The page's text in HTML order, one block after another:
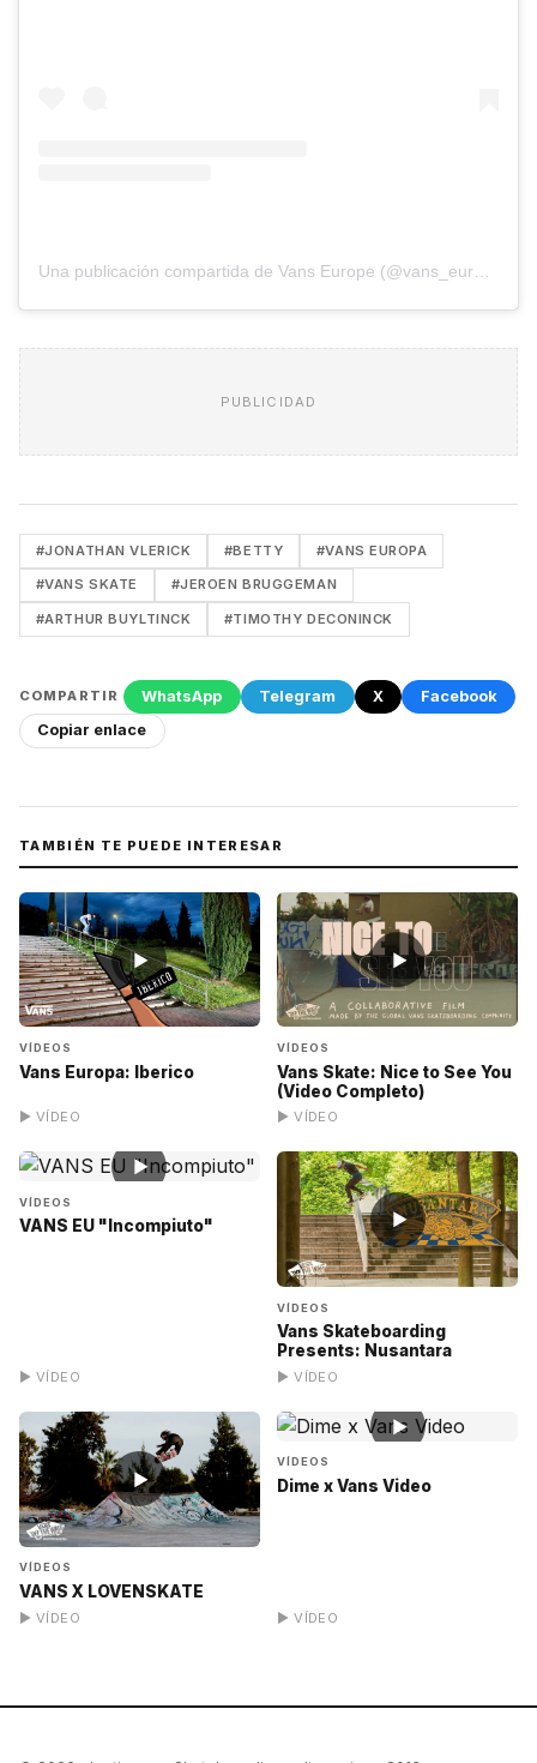
PUBLICIDAD
#JONATHAN VLERICK #BETTY #VANS EUROPA
#VANS SKATE #JEROEN BRUGGEMAN
#ARTHUR BUYLTINCK #TIMOTHY DECONINCK
COMPARTIR WhatsApp Telegram X
Facebook
Copiar enlace
TAMBIÉN TE PUEDE INTERESAR
▶
VÍDEOS
Vans Europa: Iberico
▶ VÍDEO
▶
VÍDEOS
Vans Skate: Nice to See You
(Video Completo)
▶ VÍDEO
▶
VÍDEOS
VANS EU "Incompiuto"
▶ VÍDEO
▶
VÍDEOS
Vans Skateboarding
Presents: Nusantara
▶ VÍDEO
▶
VÍDEOS
VANS X LOVENSKATE
▶ VÍDEO
▶
VÍDEOS
Dime x Vans Video
▶ VÍDEO